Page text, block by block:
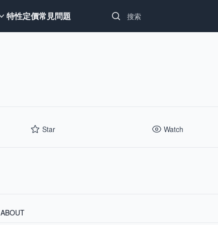
特性定價常見問題
Star Watch
ABOUT